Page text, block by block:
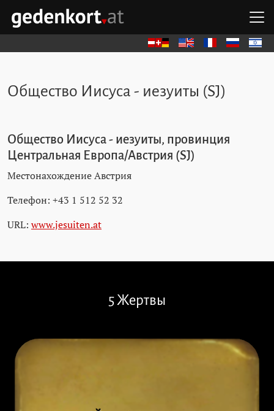
Перейти к содержимому
Перейти к навигации
Перейти к быстрым ссылкам
GEDENKORT - ГЛАВНАЯ
DeutschEnglish FrançaisРусский
עברית
Общество Иисуса - иезуиты (SJ)
Общество Иисуса - иезуиты, провинция
Центральная Европа/Австрия (SJ)
Местонахождение Австрия
Телефон: +43 1 512 52 32
URL: www.jesuiten.at
5 Жертвы